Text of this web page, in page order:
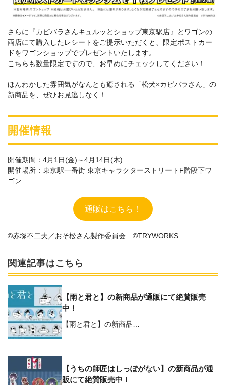
さらに『カピバラさんキュルッとショップ東京駅店』とワゴンの
両店にて購入したレシートをご提示いただくと、限定ポストカー
ドをワゴンショップでプレゼントいたします。
こちらも数量限定ですので、お早めにチェックしてください！
ほんわかした雰囲気がなんとも癒される「松犬×カピバラさん」の
新商品を、ぜひお見逃しなく！
開催情報
開催期間：4月1日(金)～4月14日(木)
開催場所：東京駅一番街 東京キャラクターストリートF階段下ワ
ゴン
通販はこちら！
©赤塚不二夫／おそ松さん製作委員会 ©TRYWORKS
関連記事はこちら
【雨と君と】の新商品が通販にて絶賛販売
中！
【雨と君と】の新商品…
【うちの師匠はしっぽがない】の新商品が通
販にて絶賛販売中！